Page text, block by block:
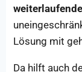
Lösung mit
Da hilft auch